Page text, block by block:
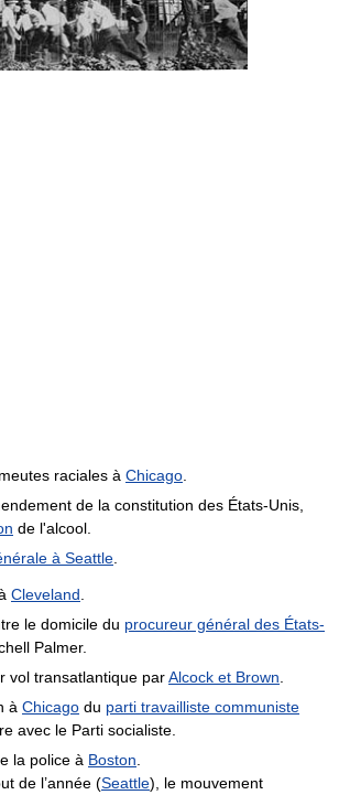
raciales à Chicago.
de la constitution des États-Unis,
de l'alcool.
à Seattle
Cleveland
le domicile du procureur général des États-
Palmer.
vol transatlantique parAlcock et Brown
à Chicago du parti travailliste communiste
avec le Parti socialiste.
la police à Boston
de l’année (Seattle), le mouvement